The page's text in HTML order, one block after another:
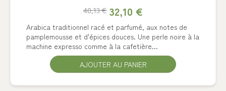
32,10 €
40,13 €
Arabica traditionnel racé et parfumé, aux notes de
pamplemousse et d'épices douces. Une perle noire à la
machine expresso comme à la cafetière...
AJOUTER AU PANIER